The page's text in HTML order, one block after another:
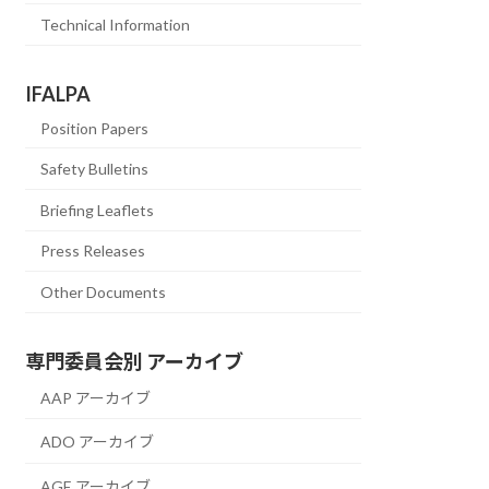
Technical Information
IFALPA
Position Papers
Safety Bulletins
Briefing Leaflets
Press Releases
Other Documents
専門委員会別 アーカイブ
AAP アーカイブ
ADO アーカイブ